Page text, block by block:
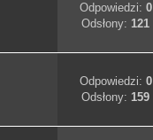
Odpowiedzi: 0
Odsłony:121
Odpowiedzi: 0
Odsłony:159